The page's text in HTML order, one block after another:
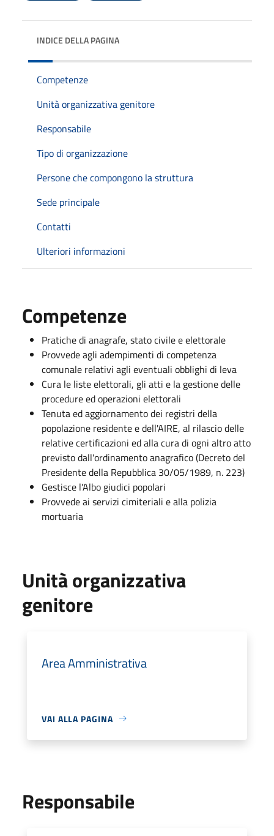
INDICE DELLA PAGINA
Competenze
Unità organizzativa genitore
Responsabile
Tipo di organizzazione
Persone che compongono la struttura
Sede principale
Contatti
Ulteriori informazioni
Competenze
Pratiche di anagrafe, stato civile e elettorale
Provvede agli adempimenti di competenza
comunale relativi agli eventuali obblighi di leva
Cura le liste elettorali, gli atti e la gestione delle
procedure ed operazioni elettorali
Tenuta ed aggiornamento dei registri della
popolazione residente e dell'AIRE, al rilascio delle
relative certificazioni ed alla cura di ogni altro atto
previsto dall'ordinamento anagrafico (Decreto del
Presidente della Repubblica 30/05/1989, n. 223)
Gestisce l'Albo giudici popolari
Provvede ai servizi cimiteriali e alla polizia
mortuaria
Unità organizzativa
genitore
Area Amministrativa
VAI ALLA PAGINA
Responsabile